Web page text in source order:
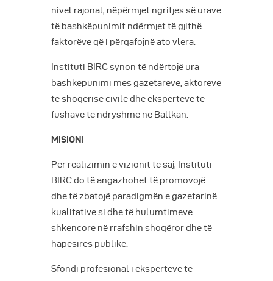
nivel rajonal, nëpërmjet ngritjes së urave
të bashkëpunimit ndërmjet të gjithë
faktorëve që i përqafojnë ato vlera.
Instituti BIRC synon të ndërtojë ura
bashkëpunimi mes gazetarëve, aktorëve
të shoqërisë civile dhe eksperteve të
fushave të ndryshme në Ballkan.
MISIONI
Për realizimin e vizionit të saj, Instituti
BIRC do të angazhohet të promovojë
dhe të zbatojë paradigmën e gazetarinë
kualitative si dhe të hulumtimeve
shkencore në rrafshin shoqëror dhe të
hapësirës publike.
Sfondi profesional i ekspertëve të